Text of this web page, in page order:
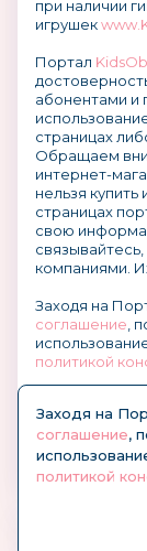
при наличии
игрушек
Портал
абонентами и
страницах
Обращаем
интернет-
нельзя купить
страницах
свою
компаниями.
Заходя на
соглашение ,
политикой
Заходя на
соглашение,
политикой